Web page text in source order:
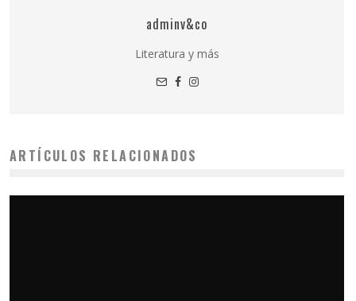
adminv&co
Literatura y más
ARTÍCULOS RELACIONADOS